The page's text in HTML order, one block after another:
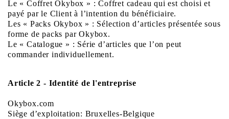
Le « Coffret Okybox » : Coffret cadeau qui est choisi et
payé par le Client à l’intention du bénéficiaire.
Les « Packs Okybox » : Sélection d’articles présentée sous
forme de packs par Okybox.
Le « Catalogue » : Série d’articles que l’on peut
commander individuellement.
Article 2 - Identité de l'entreprise
Okybox.com
Siège d’exploitation: Bruxelles-Belgique